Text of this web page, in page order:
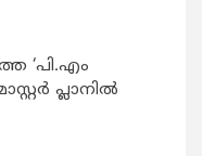
‘പി.എം
പ്ലാനിൽ